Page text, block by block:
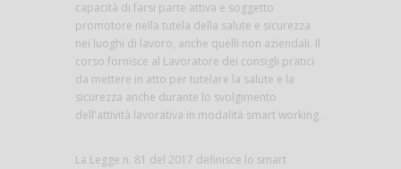
capacità di farsi parte attiva e soggetto
promotore nella tutela della salute e sicurezza
nei luoghi di lavoro, anche quelli non aziendali. Il
corso fornisce al Lavoratore dei consigli pratici
da mettere in atto per tutelare la salute e la
sicurezza anche durante lo svolgimento
dell'attività lavorativa in modalità smart working.
La Legge n. 81 del 2017 definisce lo smart